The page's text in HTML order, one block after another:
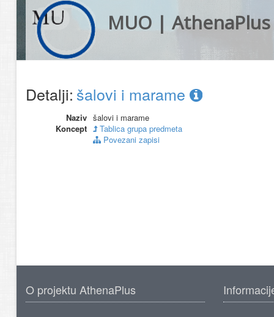
MUO | AthenaPlus
Detalji: šalovi i marame
Naziv šalovi i marame
Koncept
Tablica grupa predmeta
Povezani zapisi
O projektu AthenaPlus